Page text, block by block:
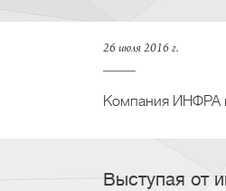
26 июля 2016 г.
Компания ИНФРА
Выступая от